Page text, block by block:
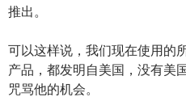
推出。
可以这样说，我们现在使用的
产品，都发明自美国，没有美
咒骂他的机会。